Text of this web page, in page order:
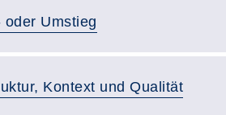
Umstieg
Kontext und Qualität